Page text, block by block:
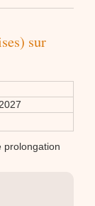
sur
prolongation